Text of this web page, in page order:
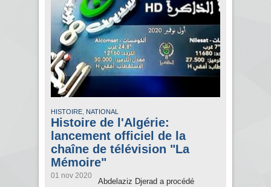
HISTOIRE, NATIONAL
Histoire de l'Algérie:
lancement officiel de la
chaîne de télévision "La
Mémoire"
01 nov 2020
Abdelaziz Djerad a procédé